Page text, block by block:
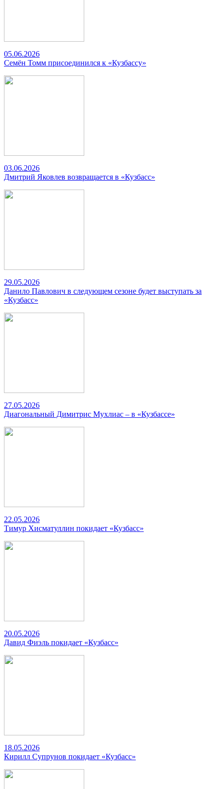
05.06.2026
Семён Томм присоединился к «Кузбассу»
03.06.2026
Дмитрий Яковлев возвращается в «Кузбасс»
29.05.2026
Данило Павлович в следующем сезоне будет выступать за
«Кузбасс»
27.05.2026
Диагональный Димитрис Мухлиас – в «Кузбассе»
22.05.2026
Тимур Хисматуллин покидает «Кузбасс»
20.05.2026
Давид Фиэль покидает «Кузбасс»
18.05.2026
Кирилл Супрунов покидает «Кузбасс»